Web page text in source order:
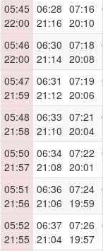
05:45
22:00
06:28
21:16
07:16
20:10
05:46
22:00
06:30
21:14
07:18
20:08
05:47
21:59
06:31
21:12
07:19
20:06
05:48
21:58
06:33
21:10
07:21
20:04
05:50
21:57
06:34
21:08
07:22
20:01
05:51
21:56
06:36
21:06
07:24
19:59
05:52
21:55
06:37
21:04
07:26
19:57